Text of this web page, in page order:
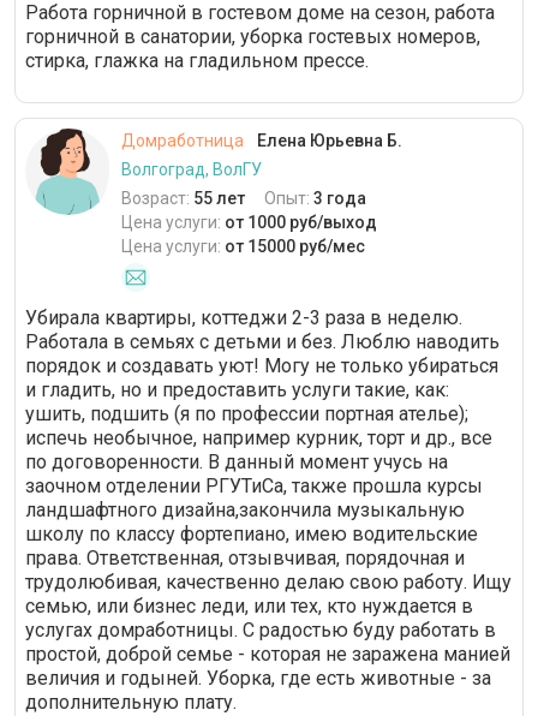
Работа горничной в гостевом доме на сезон, работа
горничной в санатории, уборка гостевых номеров,
стирка, глажка на гладильном прессе.
Домработница
Елена Юрьевна Б.
Волгоград, ВолГУ
Возраст: 55 лет Опыт: 3 года
Цена услуги: от 1000 руб/выход
Цена услуги: от 15000 руб/мес
Убирала квартиры, коттеджи 2-3 раза в неделю.
Работала в семьях с детьми и без. Люблю наводить
порядок и создавать уют! Могу не только убираться
и гладить, но и предоставить услуги такие, как:
ушить, подшить (я по профессии портная ателье);
испечь необычное, например курник, торт и др., все
по договоренности. В данный момент учусь на
заочном отделении РГУТиСа, также прошла курсы
ландшафтного дизайна,закончила музыкальную
школу по классу фортепиано, имею водительские
права. Ответственная, отзывчивая, порядочная и
трудолюбивая, качественно делаю свою работу. Ищу
семью, или бизнес леди, или тех, кто нуждается в
услугах домработницы. С радостью буду работать в
простой, доброй семье - которая не заражена манией
величия и годыней. Уборка, где есть животные - за
дополнительную плату.